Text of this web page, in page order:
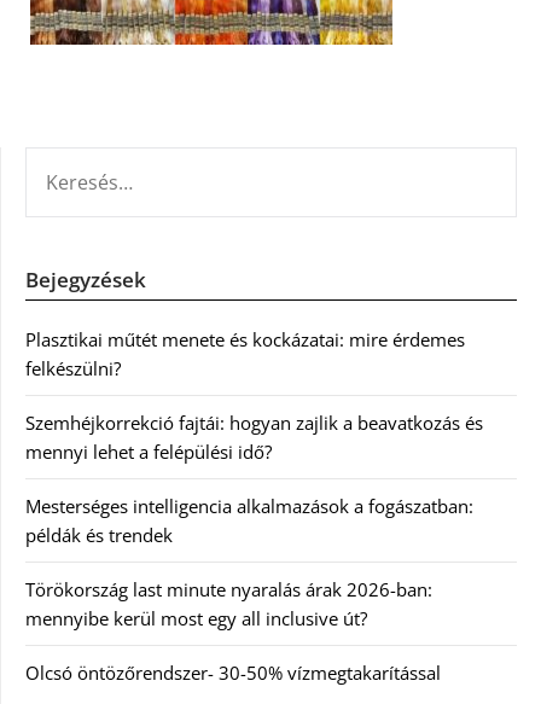
Bejegyzések
Plasztikai műtét menete és kockázatai: mire érdemes
felkészülni?
Szemhéjkorrekció fajtái: hogyan zajlik a beavatkozás és
mennyi lehet a felépülési idő?
Mesterséges intelligencia alkalmazások a fogászatban:
példák és trendek
Törökország last minute nyaralás árak 2026-ban:
mennyibe kerül most egy all inclusive út?
Olcsó öntözőrendszer- 30-50% vízmegtakarítással